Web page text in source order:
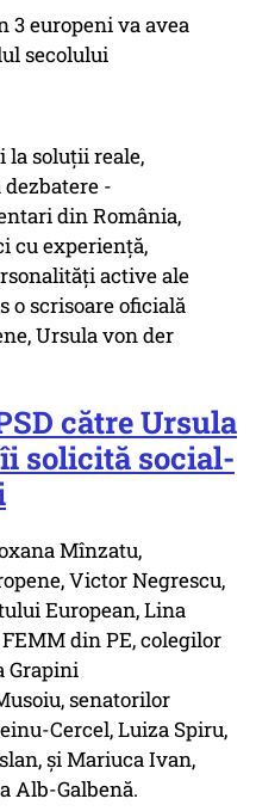
la soluții reale,
-
din România,
cu experiență,
active ale
o scrisoare oficială
Ursula von der
către Ursula
solicită social-
Mînzatu,
Victor Negrescu,
European, Lina
din PE, colegilor
Grapini
senatorilor
Cercel, Luiza Spiru,
și Mariuca Ivan,
Alb-Galbenă.